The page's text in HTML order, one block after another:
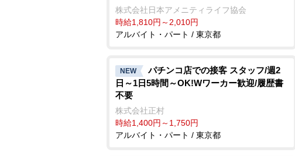
株式会社日本アメニティライフ協会
時給1,810円～2,010円
アルバイト・パート / 東京都
NEW
パチンコ店での接客 スタッフ/週2
日～1日5時間～OK!Wワーカー歓迎/履歴書
不要
株式会社正村
時給1,400円～1,750円
アルバイト・パート / 東京都